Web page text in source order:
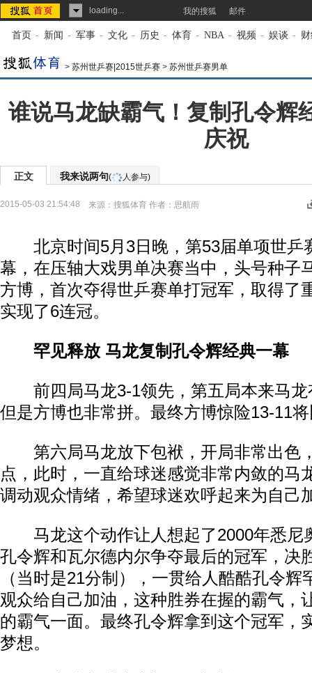
loading... 我的搜狐 邮件
首页 - 新闻 - 军事 - 文化 - 历史 - 体育 - NBA - 视频 - 娱谈 -
> 苏州世乒赛|2015世乒赛 > 苏州世乒赛男单
谁说马龙缺霸气！复制孔令辉
庆祝
正文 我来说两句( 人参与)
2015-05-03 21:54:48 来源： 搜狐体育 作者：思航雨
北京时间5月3日晚，第53届单项世乒
幕，在压轴大戏男单决赛当中，头号种子
方博，首次夺得世乒赛单打冠军，取得了
实现了6连冠。
罕见释放 马龙复制孔令辉经典一幕
前四局马龙3-1领先，第五局本来马龙
但是方博也非常拼。最终方博惊险13-11
第六局马龙放下包袱，开局非常出色
点，此时，一直给球迷感觉非常内敛的马
调动观众情绪，希望球迷欢呼起来为自己
马龙这个动作让人想起了2000年悉尼
孔令辉和瓦尔德内尔争夺最后的冠军，决
（当时是21分制），一贯给人酷酷孔令
观众给自己加油，这种胜券在握的霸气，
的霸气一面。最终孔令辉拿到这个冠军，
梦想。